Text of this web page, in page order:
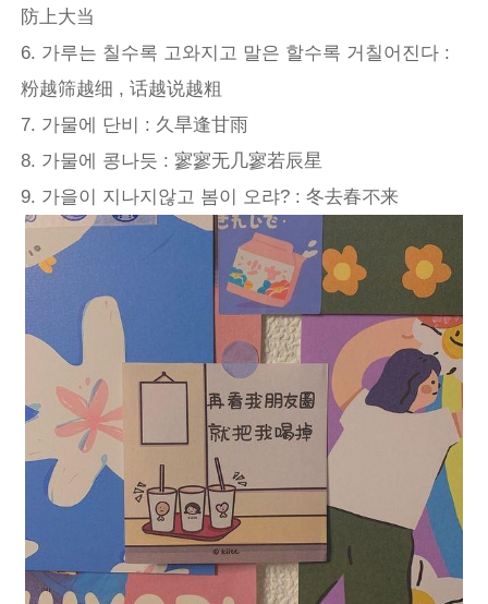
防上大当
6. 가루는 칠수록 고와지고 말은 할수록 거칠어진다 :
粉越筛越细 , 话越说越粗
7. 가물에 단비 : 久旱逢甘雨
8. 가물에 콩나듯 : 寥寥无几寥若辰星
9. 가을이 지나지않고 봄이 오랴? : 冬去春不来